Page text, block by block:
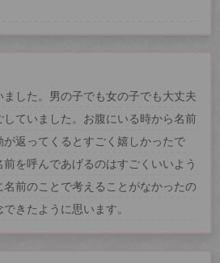
した。男の子でも女の子でも大丈夫
ていました。お腹にいる時から名前
返ってくるとすごく嬉しかったで
を呼んであげるのはすごくいいよう
前のことで考えることがなかったの
きたように思います。